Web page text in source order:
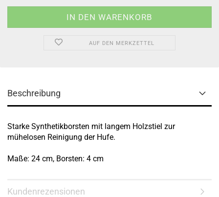
AUF DEN MERKZETTEL
Beschreibung
Starke Synthetikborsten mit langem Holzstiel zur
mühelosen Reinigung der Hufe.
Maße: 24 cm, Borsten: 4 cm
Kundenrezensionen